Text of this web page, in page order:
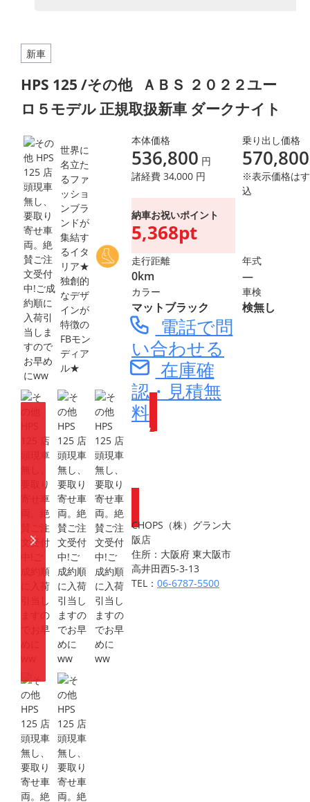
新車
HPS 125 /その他
ＡＢＳ ２０２２ユー
ロ５モデル 正規取扱新車 ダークナイト
世界に
名立た
るファ
ッショ
ンブラ
ンドが
集結す
るイタ
リア★
独創的
なデザ
インが
特徴の
FBモン
ディア
ル★
本体価格
536,800 円
乗り出し価格
570,800
諸経費 34,000 円
※表示価格は
込
納車お祝いポイント
5,368pt
走行距離
0km
年式
―
カラー
マットブラック
車検
検無し
電話で問
い合わせる
在庫確
認・見積無
料
Webike会員
もらえます
CHOPS（株）グラン大
阪店
住所：大阪府 東大阪市
高井田西5-3-13
TEL： 06-6787-5500